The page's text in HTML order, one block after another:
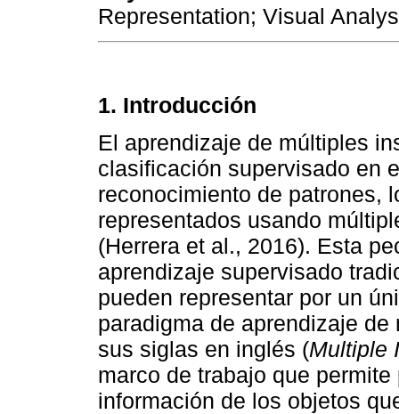
Representation; Visual
1. Introducción
El aprendizaje de múltiples
clasificación supervisado en
reconocimiento de patrones,
representados usando
(Herrera et al., 2016). Esta
aprendizaje supervisado
pueden representar por un
paradigma de aprendizaje
sus siglas en inglés (Multiple
marco de trabajo que
información de los objetos